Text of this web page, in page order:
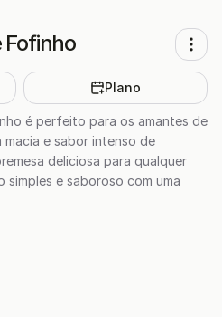
Fofinho
Plano
é perfeito para os amantes de
e sabor intenso de
deliciosa para qualquer
e saboroso com uma